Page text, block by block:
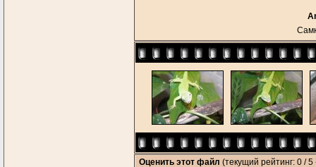
Оценить этот файл (текущий рейтинг: 0 / 5